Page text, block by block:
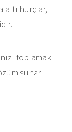
altı hurçlar,
toplamak
sunar.